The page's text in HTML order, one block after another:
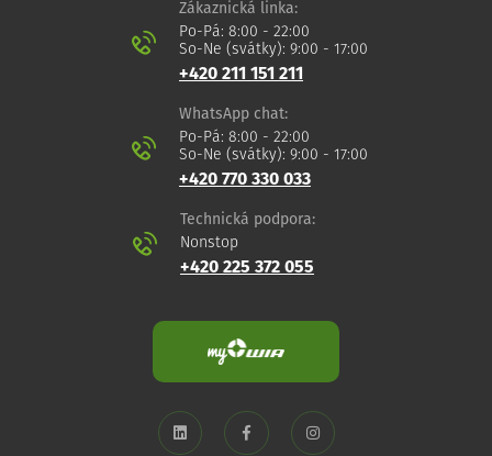
Zákaznická linka:
Po-Pá: 8:00 - 22:00
So-Ne (svátky): 9:00 - 17:00
+420 211 151 211
WhatsApp chat:
Po-Pá: 8:00 - 22:00
So-Ne (svátky): 9:00 - 17:00
+420 770 330 033
Technická podpora:
Nonstop
+420 225 372 055